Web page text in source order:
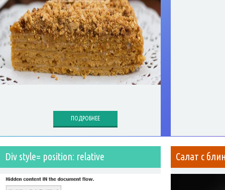
ПОДРОБНЕЕ
Div style= position: relative Салат с